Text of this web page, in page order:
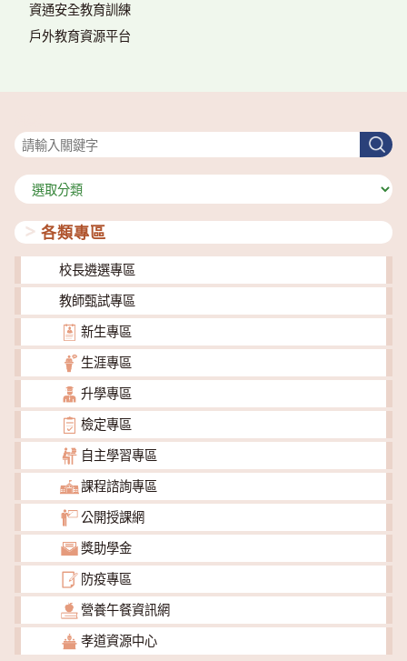
資通安全教育訓練
戶外教育資源平台
搜
尋
分
類
各類專區
校長遴選專區
教師甄試專區
新生專區
生涯專區
升學專區
檢定專區
自主學習專區
課程諮詢專區
公開授課網
獎助學金
防疫專區
營養午餐資訊網
孝道資源中心